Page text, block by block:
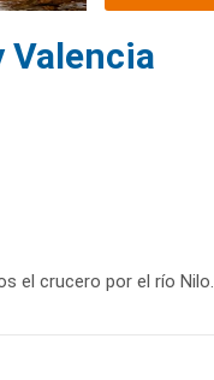
Valencia
el crucero por el río Nilo.